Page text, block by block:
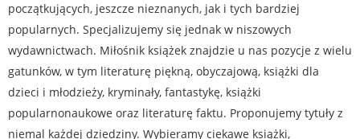
początkujących, jeszcze nieznanych, jak i tych bardziej
popularnych. Specjalizujemy się jednak w niszowych
wydawnictwach. Miłośnik książek znajdzie u nas pozycje z wielu
gatunków, w tym literaturę piękną, obyczajową, książki dla
dzieci i młodzieży, kryminały, fantastykę, książki
popularnonaukowe oraz literaturę faktu. Proponujemy tytuły z
niemal każdej dziedziny. Wybieramy ciekawe książki,